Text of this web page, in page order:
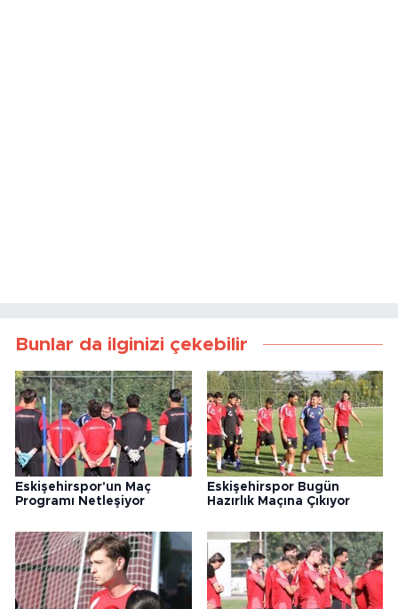
Bunlar da ilginizi çekebilir
Eskişehirspor'un Maç
Programı Netleşiyor
Eskişehirspor Bugün
Hazırlık Maçına Çıkıyor